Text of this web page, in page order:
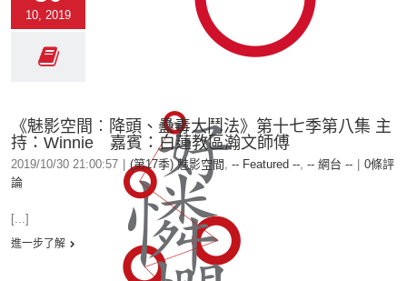
10, 2019
《魅影空間︰降頭、蠱毒大鬥法》第十七季第八集 主
持：Winnie 嘉賓：白蓮教區瀚文師傅
2019/10/30 21:00:57 (第17季) 魅影空間 , -- Featured --, -- 網台 --
0條評
論
[...]
進一步了解